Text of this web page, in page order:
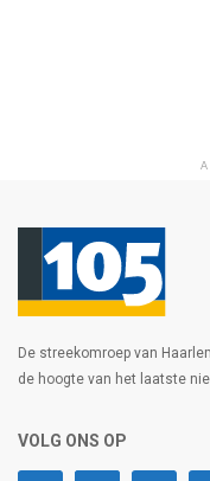
De streekomroep van
de hoogte van het laatste
VOLG ONS OP